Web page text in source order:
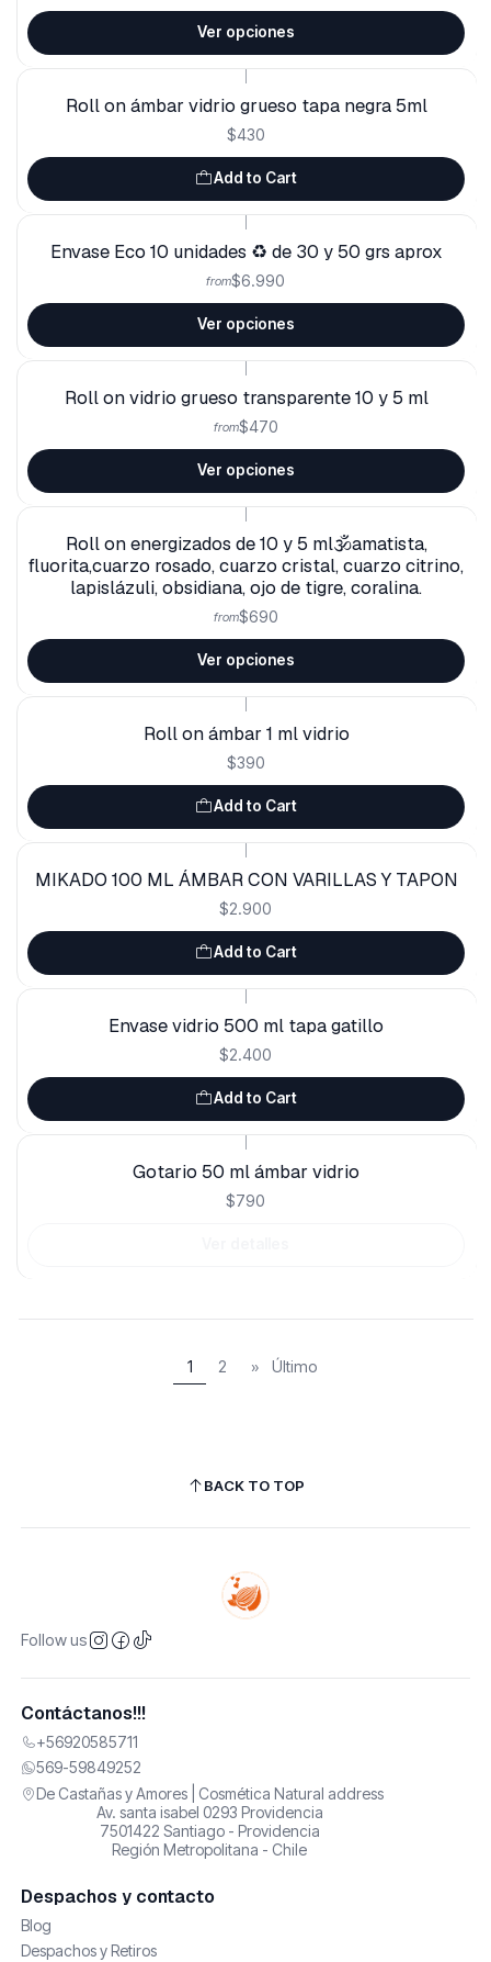
Ver opciones
Roll on ámbar vidrio grueso tapa negra 5ml
$430
Add to Cart
Envase Eco 10 unidades ♻️ de 30 y 50 grs aprox
from$6.990
Ver opciones
Roll on vidrio grueso transparente 10 y 5 ml
from$470
Ver opciones
Roll on energizados de 10 y 5 ml🕉amatista,
fluorita,cuarzo rosado, cuarzo cristal, cuarzo citrino,
lapislázuli, obsidiana, ojo de tigre, coralina.
from$690
Ver opciones
Roll on ámbar 1 ml vidrio
$390
Add to Cart
MIKADO 100 ML ÁMBAR CON VARILLAS Y TAPON
$2.900
Add to Cart
Envase vidrio 500 ml tapa gatillo
$2.400
Add to Cart
Gotario 50 ml ámbar vidrio
$790
1 2 » Último
BACK TO TOP
Follow us
Contáctanos!!!
+56920585711
569-59849252
De Castañas y Amores | Cosmética Natural address
Av. santa isabel 0293 Providencia
7501422 Santiago - Providencia
Región Metropolitana - Chile
Despachos y contacto
Blog
Despachos y Retiros